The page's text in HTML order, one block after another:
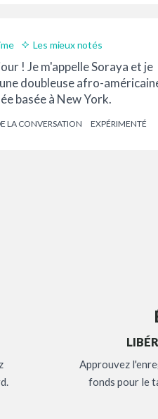
Les mieux notés
24h
! Je m'appelle Soraya et je
doubleuse afro-
basée à New York.
LA CONVERSATION EXPÉRIMENTÉ
Approuvez
fonds pour le